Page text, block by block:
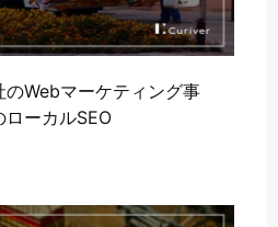
Webマーケティング事
ーカルSEO